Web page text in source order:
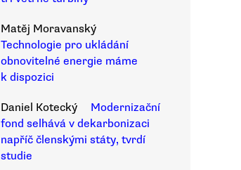
Matěj Moravanský
Technologie pro ukládání
obnovitelné energie máme
k dispozici
Daniel Kotecký
Modernizační
fond selhává v dekarbonizaci
napříč členskými státy, tvrdí
studie